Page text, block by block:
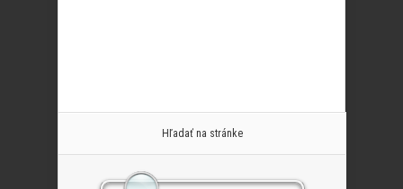
Hľadať na stránke